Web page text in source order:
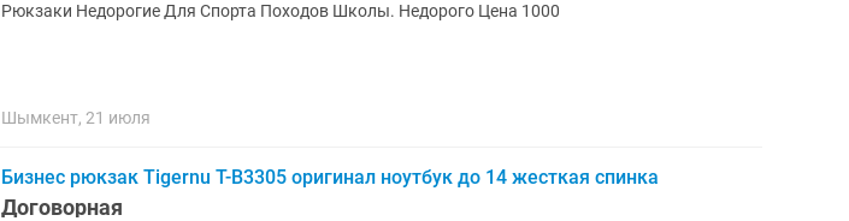
Рюкзаки Недорогие Для Спорта Походов Школы. Недорого Цена 1000
Шымкент, 21 июля
Бизнес рюкзак Tigernu T-B3305 оригинал ноутбук до 14 жесткая спинка
Договорная